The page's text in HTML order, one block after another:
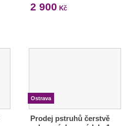
2 900 Kč
Ostrava
Prodej pstruhů čerstvě